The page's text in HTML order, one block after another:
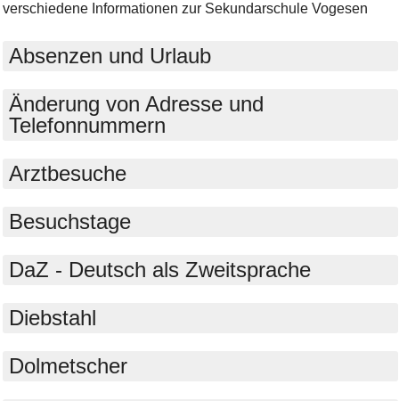
verschiedene Informationen zur Sekundarschule Vogesen
Absenzen und Urlaub
Änderung von Adresse und
Telefonnummern
Arztbesuche
Besuchstage
DaZ - Deutsch als Zweitsprache
Diebstahl
Dolmetscher